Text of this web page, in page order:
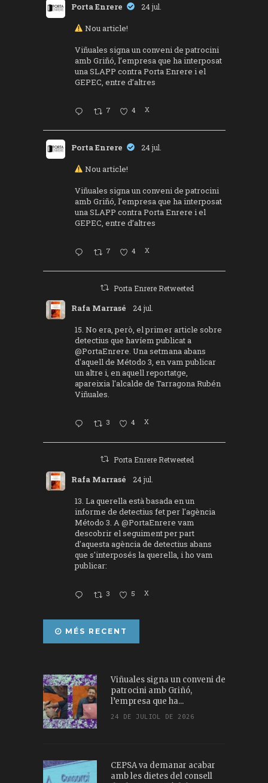
Porta Enrere 24 jul.
Nou article!
Viñuales signa un conveni de patrocini
amb Griñó, l’empresa que ha interposat
una SLAPP contra Porta Enrere i el
GEPEC, entre d’altres
7 4 X
Porta Enrere 24 jul.
Nou article!
Viñuales signa un conveni de patrocini
amb Griñó, l’empresa que ha interposat
una SLAPP contra Porta Enrere i el
GEPEC, entre d’altres
7 4 X
Porta Enrere Retweeted
Rafa Marrasé 24 jul.
15. No era, però, el primer article sobre
detectius que havíem publicat a
@PortaEnrere. Una setmana abans
d'aquell de Método 3, en vam publicar
un altre i, en aquell reportatge,
apareixia l'alcalde de Tarragona Rubén
Viñuales.
3 4 X
Porta Enrere Retweeted
Rafa Marrasé 24 jul.
13. La querella està basada en un
informe de detectius fet per l'agència
Método 3. A@PortaEnrere vam
descobrir el seguiment per part
d'aquesta agència de detectius abans
que s'interposés la querella, i ho vam
publicar:
3 5 X
MÉS RECENT
Viñuales signa un conveni de
patrocini amb Griñó,
l’empresa que ha...
24 DE JULIOL DE 2026
CEPSA va demanar acabar
amb les dietes del consell